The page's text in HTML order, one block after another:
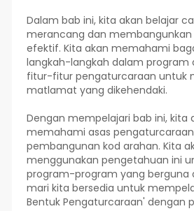
Dalam bab ini, kita akan belajar
merancang dan membangunkan
efektif. Kita akan memahami
langkah-langkah dalam program
fitur-fitur pengaturcaraan untuk
matlamat yang dikehendaki.
Dengan mempelajari bab ini, kita
memahami asas
pembangunan kod arahan. Kita
menggunakan pengetahuan ini
program-program yang berguna
mari kita bersedia untuk
Bentuk Pengaturcaraan' dengan